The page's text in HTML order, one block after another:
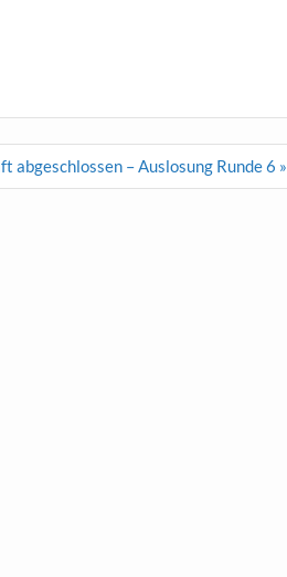
abgeschlossen – Auslosung Runde 6 »